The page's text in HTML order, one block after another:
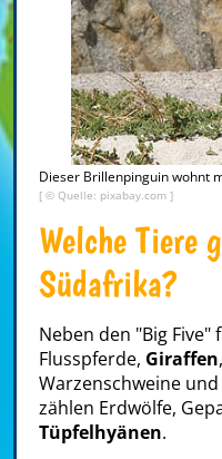
Dieser Brillenpinguin wohnt
[ © Quelle: pixabay.com ]
Welche Tiere
Südafrika?
Neben den "Big
Flusspferde, Giraffen
Warzenschweine
zählen Erdwölfe,
Tüpfelhyänen.